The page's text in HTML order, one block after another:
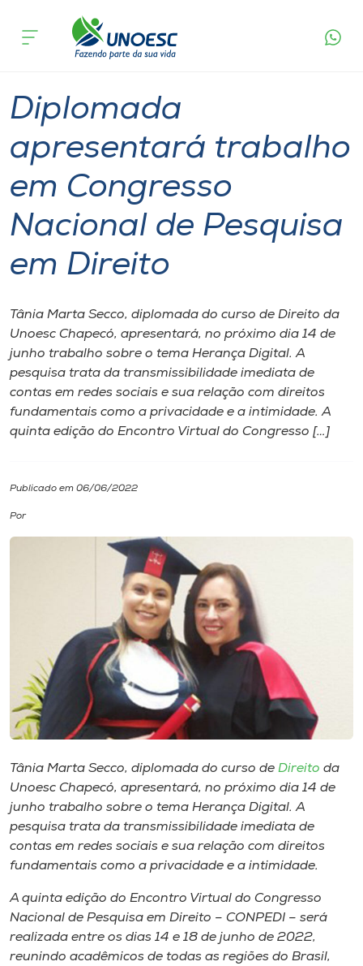
Cursos
Atendimento ao Estudante
Portal de Ensino
Internacionalização
I.nova
Cultura
CPA
Rádio
Museu
Unoesc
Store
o idioma
acontece
Diplomada
apresentará trabalho
em Congresso
Nacional de Pesquisa
em Direito
Tânia Marta Secco, diplomada do curso de Direito da
Unoesc Chapecó, apresentará, no próximo dia 14 de
junho trabalho sobre o tema Herança Digital. A
pesquisa trata da transmissibilidade imediata de
contas em redes sociais e sua relação com direitos
fundamentais como a privacidade e a intimidade. A
quinta edição do Encontro Virtual do Congresso […]
Publicado em 06/06/2022
Por
Tânia Marta Secco, diplomada do curso de Direito da
Unoesc Chapecó, apresentará, no próximo dia 14 de
junho trabalho sobre o tema Herança Digital. A
pesquisa trata da transmissibilidade imediata de
contas em redes sociais e sua relação com direitos
fundamentais como a privacidade e a intimidade.
A quinta edição do Encontro Virtual do Congresso
Nacional de Pesquisa em Direito – CONPEDI – será
realizada entre os dias 14 e 18 de junho de 2022,
reunindo acadêmicos de todas as regiões do Brasil,